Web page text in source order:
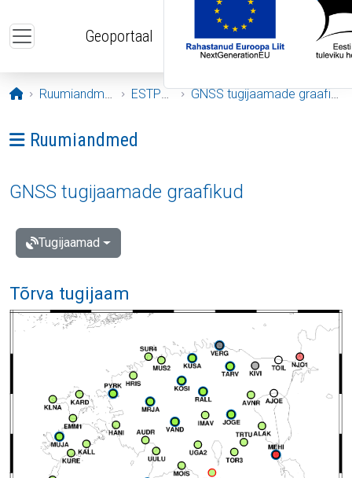
Geoportaal
Avaleht
Ruumiandmed ESTPOS GNSS tugijaamade graafikud
Ava menüü: Ruumiandmed
Ruumiandmed
GNSS tugijaamade graafikud
Tugijaamad
Tõrva tugijaam